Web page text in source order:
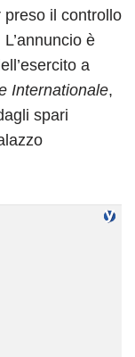
preso il controllo
è
a
Internationale,
spari